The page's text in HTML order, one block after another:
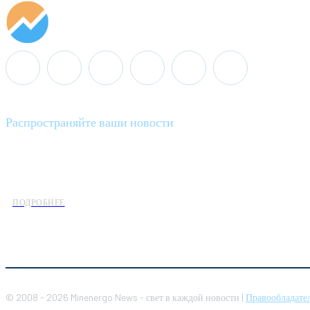
Распространяйте ваши новости
ПОДРОБНЕЕ
© 2008 - 2026 Minenergo News - свет в каждой новости |